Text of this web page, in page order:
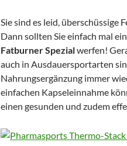
Sie sind es leid, überschüssige
Dann sollten Sie einfach mal
Fatburner Spezialwerfen!
auch in Ausdauersportarten
Nahrungsergänzung immer
einfachen Kapseleinnahme
einen gesunden und zudem